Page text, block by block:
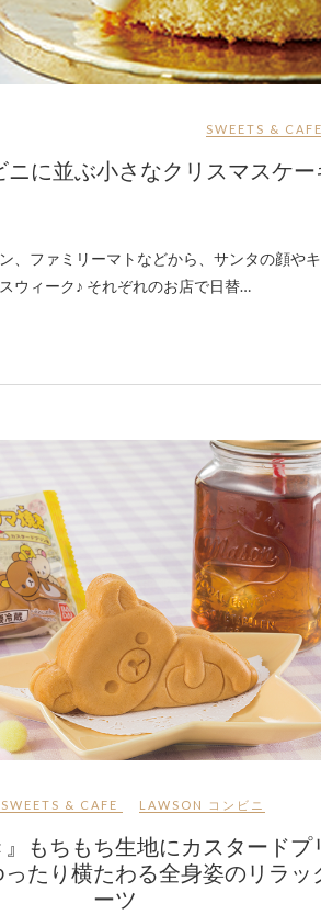
SWEETS &
ニに並ぶ小さなクリスマスケ
、ファミリーマトなどから、サンタの顔や
ウィーク♪ それぞれのお店で日替…
SWEETS & CAFE LAWSON コンビニ
』もちもち生地にカスタード
たり横たわる全身姿のリラッ
ーツ